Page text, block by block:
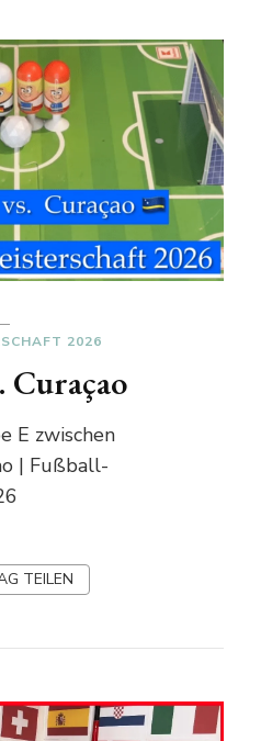
2026
Curaçao
E zwischen
| Fußball-
TEILEN